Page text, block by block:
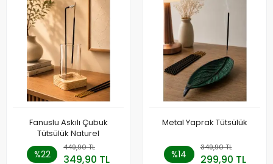
Fanuslu Askılı Çubuk
Tütsülük Naturel
%22
449,90 TL
349,90 TL
Metal Yaprak Tütsülük
%14
349,90 TL
299,90 TL